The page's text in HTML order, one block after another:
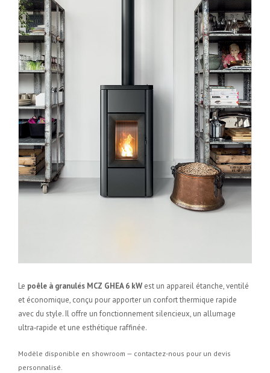
Le poêle à granulés MCZ GHEA 6 kW est un appareil étanche, ventilé
et économique, conçu pour apporter un confort thermique rapide
avec du style. Il offre un fonctionnement silencieux, un allumage
ultra‑rapide et une esthétique raffinée.
Modèle disponible en showroom — contactez-nous pour un devis
personnalisé.